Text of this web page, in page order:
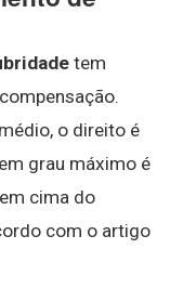
tem
o direito é
grau máximo é
cima do
com o artigo